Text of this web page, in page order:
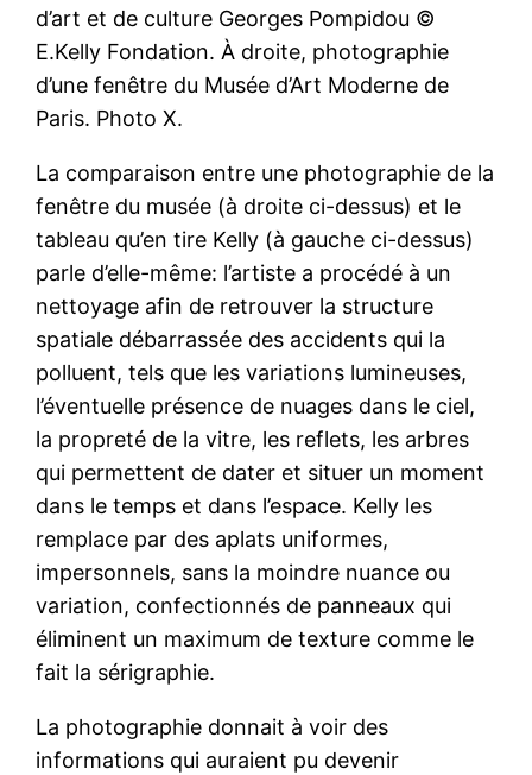
d’art et de culture Georges Pompidou ©
E.Kelly Fondation. À droite, photographie
d’une fenêtre du Musée d’Art Moderne de
Paris. Photo X.
La comparaison entre une photographie de la
fenêtre du musée (à droite ci-dessus) et le
tableau qu’en tire Kelly (à gauche ci-dessus)
parle d’elle-même: l’artiste a procédé à un
nettoyage afin de retrouver la structure
spatiale débarrassée des accidents qui la
polluent, tels que les variations lumineuses,
l’éventuelle présence de nuages dans le ciel,
la propreté de la vitre, les reflets, les arbres
qui permettent de dater et situer un moment
dans le temps et dans l’espace. Kelly les
remplace par des aplats uniformes,
impersonnels, sans la moindre nuance ou
variation, confectionnés de panneaux qui
éliminent un maximum de texture comme le
fait la sérigraphie.
La photographie donnait à voir des
informations qui auraient pu devenir